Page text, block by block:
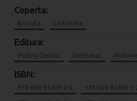
Coperta:
Brosata Cartonata
Editura:
Psalmii Cantati Stephanus
ISBN:
978-606-95469-2-5 978-606-95469-3-